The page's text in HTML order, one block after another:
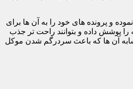
و پرونده های خود را به آن ها برای
پوشش داده و بتوانند راحت تر جذب
مشابه آن ها که باعث سردرگم شدن موکل